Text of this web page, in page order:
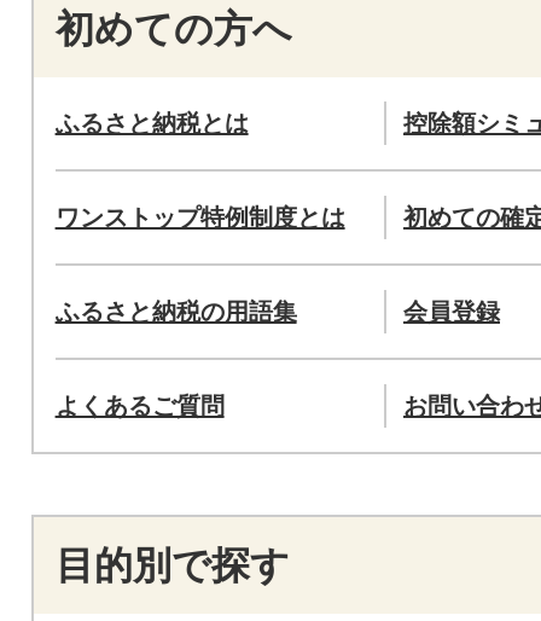
初めての方へ
ふるさと納税とは 控除額シミ
ワンストップ特例制度とは 初めての確
ふるさと納税の用語集 会員登録
よくあるご質問 お問い合わ
目的別で探す